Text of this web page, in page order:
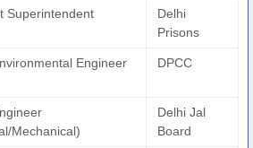
Superintendent
Delhi
Prisons
Engineer DPCC
Mechanical)
Delhi Jal
Board